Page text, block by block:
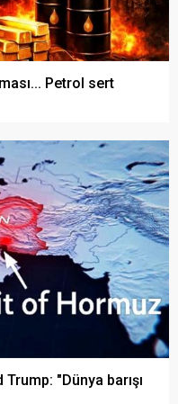
Petrol sert
"Dünya barışı